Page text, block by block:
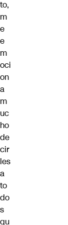
to,
m
e
e
m
oci
on
a
m
uc
ho
de
cir
les
a
to
do
s
qu